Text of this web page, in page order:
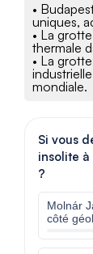
•
uniques,
• La
thermale
• La
mondiale.
Si vous
insolite
?
Molnár
côté